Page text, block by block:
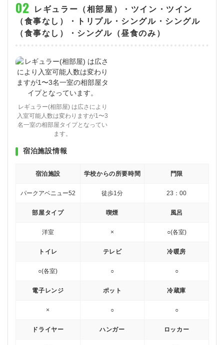
レギュラー（相部屋）・ツイン・ツイン
（食事なし）・トリプル・シングル・シングル
（食事なし）・シングル（昼食のみ）
レギュラー(相部屋) は広さにより
入室可能人数は変わりますが1〜3
名一室の相部屋タイプとなってい
ます。
宿泊施設情報
宿泊施設
パークアベニュー52
学校からの所要時間
徒歩1分
門限
23：00
部屋タイプ
洋室
喫煙
×
風呂
○(各室)
トイレ
○(各室)
テレビ
○
冷暖房
○
電子レンジ
×
ポット
○
冷蔵庫
○
ドライヤー ハンガー ロッカー